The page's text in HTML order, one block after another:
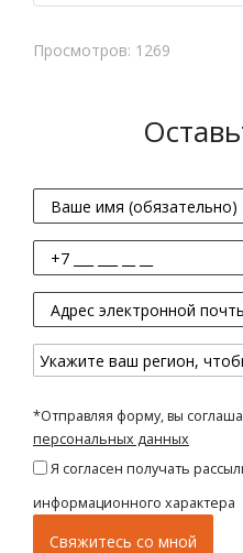
Просмотров: 1269
*Отправляя форму, вы
персональных данных
Я согласен получать
информационного характера